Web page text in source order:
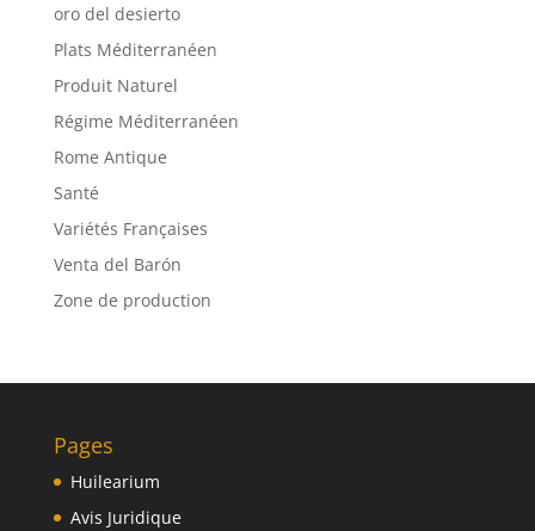
oro del desierto
Plats Méditerranéen
Produit Naturel
Régime Méditerranéen
Rome Antique
Santé
Variétés Françaises
Venta del Barón
Zone de production
Pages
Huilearium
Avis Juridique